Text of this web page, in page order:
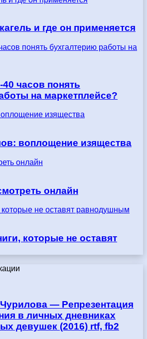
и где он применяется
понять бухгалтерию работы на
часов понять
на маркетплейсе?
изящества
воплощение изящества
онлайн
онлайн
которые не оставят равнодушным
которые не оставят
— Репрезентация
в личных дневниках
девушек (2016) rtf, fb2